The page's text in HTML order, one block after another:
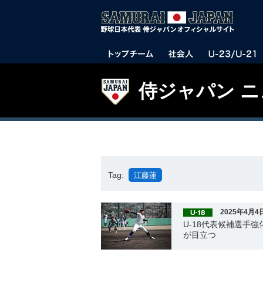
侍ジャパン
Tag: 江藤蓮
2025年4月4
U-18代表候補選手強
が目立つ